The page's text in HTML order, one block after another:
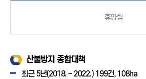
휴양림
산불방지 종합대책
최근 5년(2018. ~ 2022.) 199건, 108ha